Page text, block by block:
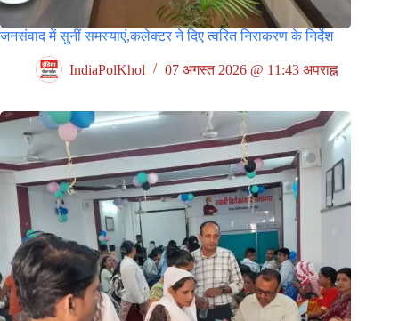
जनसंवाद में सुनीं समस्याएं,कलेक्टर ने दिए त्वरित निराकरण के निर्देश
IndiaPolKhol 07 अगस्त 2026 @ 11:43 अपराह्न